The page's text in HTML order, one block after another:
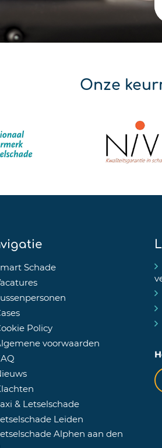
Onze
Schade
Policy
voorwaarden
& Letselschade
Leiden
Alphen aan den